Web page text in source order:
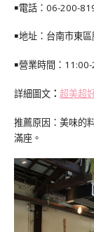
￭電話：06-200-
￭地址：台南市東
￭營業時間：
詳細圖文 ： 超美超
推薦原因：美味的
滿座。